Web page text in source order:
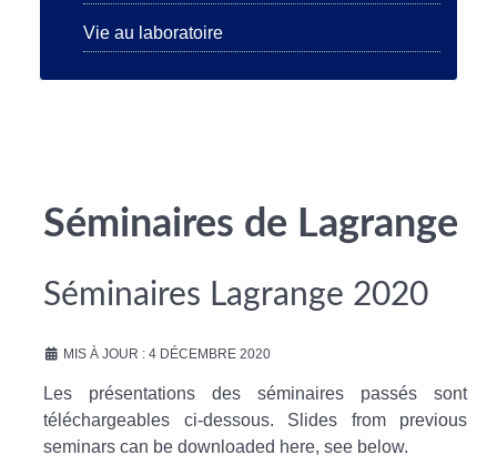
Vie au laboratoire
Séminaires de Lagrange
Séminaires Lagrange 2020
MIS À JOUR : 4 DÉCEMBRE 2020
Les présentations des séminaires passés sont
téléchargeables ci-dessous. Slides from previous
seminars can be downloaded here, see below.